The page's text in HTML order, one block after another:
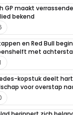
GP maakt
bekend
en Red Bull
met
kopstuk deelt
voor overstap